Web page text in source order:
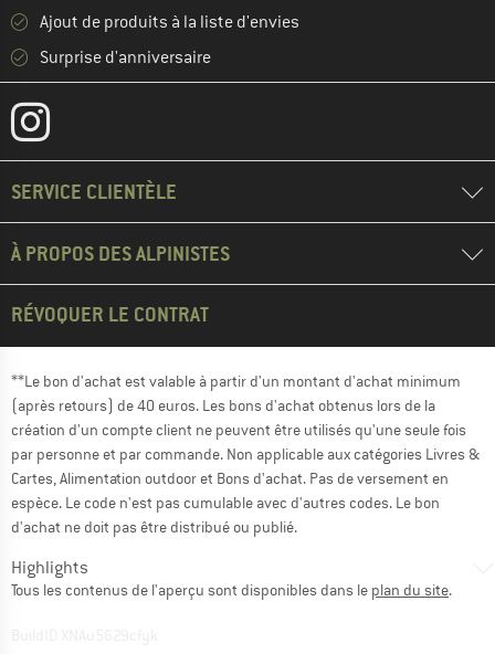
Ajout de produits à la liste d'envies
Surprise d'anniversaire
SERVICE CLIENTÈLE
À PROPOS DES ALPINISTES
RÉVOQUER LE CONTRAT
**Le bon d'achat est valable à partir d'un montant d'achat minimum
(après retours) de 40 euros. Les bons d'achat obtenus lors de la
création d'un compte client ne peuvent être utilisés qu'une seule fois
par personne et par commande. Non applicable aux catégories Livres &
Cartes, Alimentation outdoor et Bons d'achat. Pas de versement en
espèce. Le code n'est pas cumulable avec d'autres codes. Le bon
d'achat ne doit pas être distribué ou publié.
Highlights
Tous les contenus de l'aperçu sont disponibles dans le plan du site.